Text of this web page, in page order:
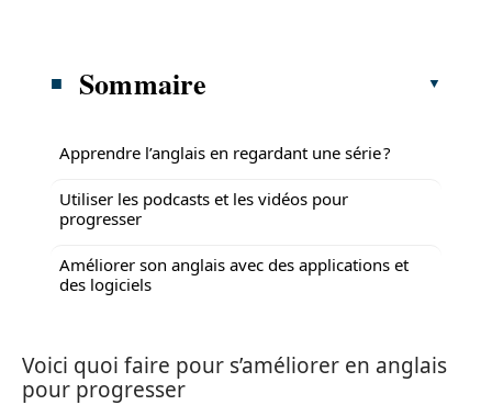
Sommaire
Apprendre l’anglais en regardant une série ?
Utiliser les podcasts et les vidéos pour
progresser
Améliorer son anglais avec des applications et
des logiciels
Voici quoi faire pour s’améliorer en anglais
pour progresser